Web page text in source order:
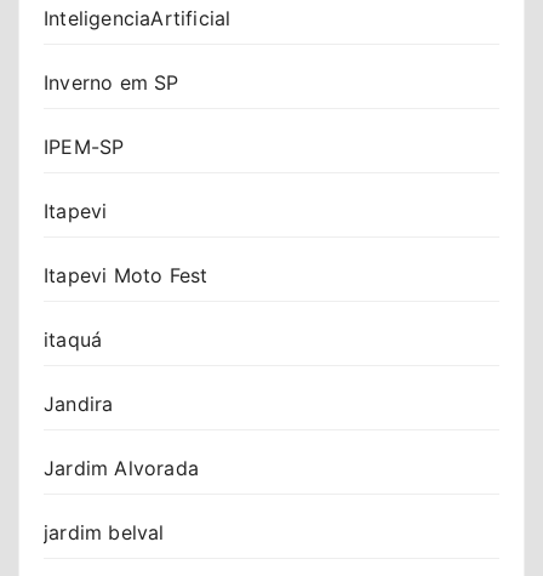
InteligenciaArtificial
Inverno em SP
IPEM-SP
Itapevi
Itapevi Moto Fest
itaquá
Jandira
Jardim Alvorada
jardim belval